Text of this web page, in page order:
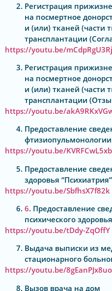
Регистрация
на посмертное
и (или) тканей (части
трансплантации
https://youtu.be/
Регистрация
на посмертное
и (или) тканей (части
трансплантации
https://youtu.be/
Предоставление
https://youtu.be/
Предоставление
здоровья “Психиатрия”
https://youtu.be/SbfhsX7f82k
6. Предоставление
психического
https://youtu.be/tDdy-ZqOffY
Выдача выписки из
стационарного
https://youtu.be/8gEanPJx8uo
Вызов врача на дом